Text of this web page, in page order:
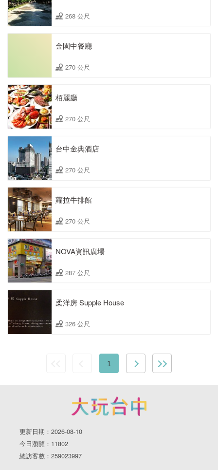
268 公尺
金園中餐廳
270 公尺
栢麗廳
270 公尺
台中金典酒店
270 公尺
蘿拉牛排館
270 公尺
NOVA資訊廣場
287 公尺
柔洋房 Supple House
326 公尺
1
更新日期：2026-08-10
今日瀏覽：11802
總訪客數：259023997